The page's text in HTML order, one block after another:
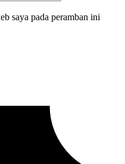
saya pada peramban ini